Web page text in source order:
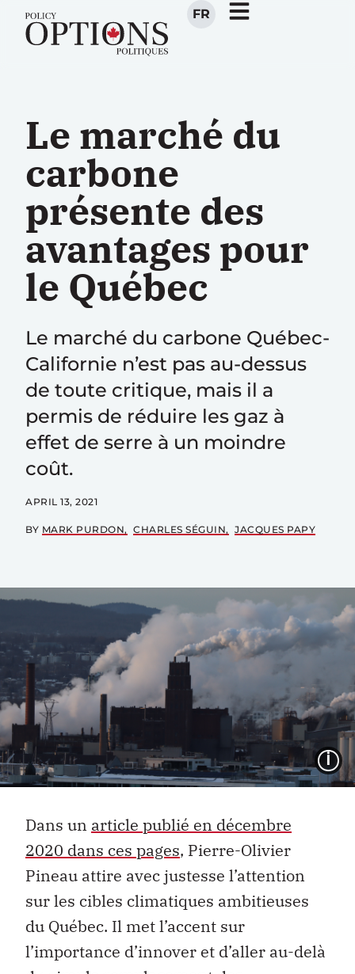
FR
Le marché du
carbone
présente des
avantages pour
le Québec
Le marché du carbone Québec-
Californie n’est pas au-dessus
de toute critique, mais il a
permis de réduire les gaz à
effet de serre à un moindre
coût.
APRIL 13, 2021
BY MARK PURDON CHARLES SÉGUIN JACQUES PAPY
Dans un article publié en décembre
2020 dans ces pages, Pierre-Olivier
Pineau attire avec justesse l’attention
sur les cibles climatiques ambitieuses
du Québec. Il met l’accent sur
l’importance d’innover et d’aller au-delà